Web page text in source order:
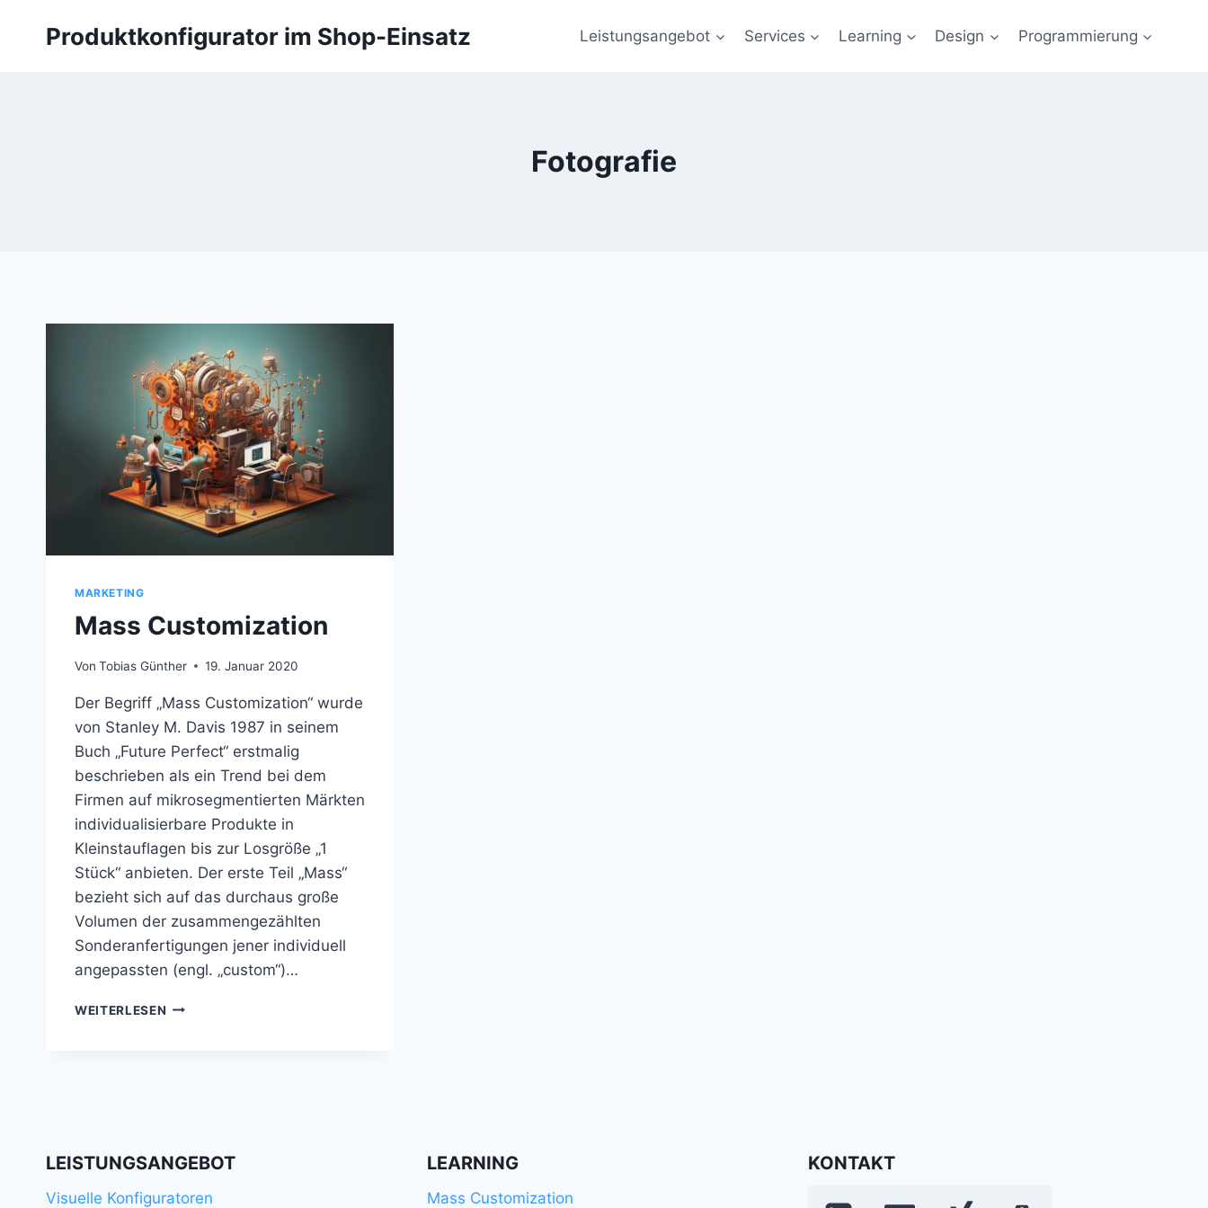
Produktkonfigurator im Shop-Einsatz Leistungsangebot Services Learning Design Programmierung
Fotografie
MARKETING
Mass Customization
Von Tobias Günther 19. Januar 2020
Der Begriff „Mass Customization“ wurde
von Stanley M. Davis 1987 in seinem
Buch „Future Perfect“ erstmalig
beschrieben als ein Trend bei dem
Firmen auf mikrosegmentierten Märkten
individualisierbare Produkte in
Kleinstauflagen bis zur Losgröße „1
Stück“ anbieten. Der erste Teil „Mass“
bezieht sich auf das durchaus große
Volumen der zusammengezählten
Sonderanfertigungen jener individuell
angepassten (engl. „custom“)…
WEITERLESEN MASS
LEISTUNGSANGEBOT
Visuelle Konfiguratoren
LEARNING
Mass Customization
KONTAKT